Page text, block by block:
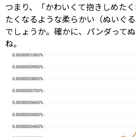
つまり、「かわいくて抱きしめた
たくなるような柔らかい（ぬいぐ
でしょうか。確かに、パンダって
ね。